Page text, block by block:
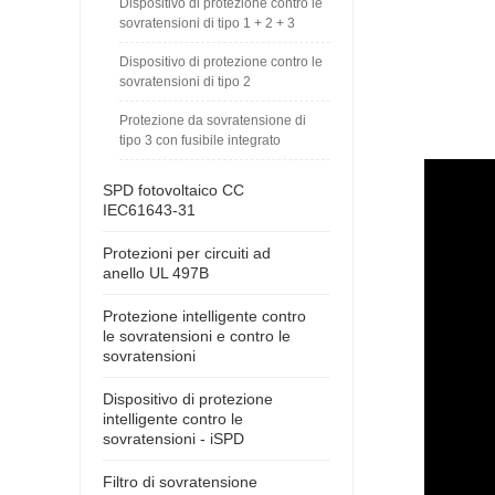
sovratensioni di tipo 1 + 2 + 3
Dispositivo di protezione contro le
sovratensioni di tipo 2
Protezione da sovratensione di
tipo 3 con fusibile integrato
SPD fotovoltaico CC
IEC61643-31
Protezioni per circuiti ad
anello UL 497B
Protezione intelligente contro
le sovratensioni e contro le
sovratensioni
Dispositivo di protezione
intelligente contro le
sovratensioni - iSPD
Filtro di sovratensione